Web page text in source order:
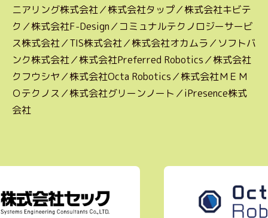
ニアリング株式会社／株式会社タップ／株式会社キビテ
ク／株式会社F-Design／コミュナルテクノロジーサービ
ス株式会社／TIS株式会社／株式会社オカムラ／ソフトバ
ンク株式会社／株式会社Preferred Robotics／株式会社
クフウシヤ／株式会社Octa Robotics／株式会社ＭＥＭ
Ｏテクノス／株式会社グリーンノート／iPresence株式
会社